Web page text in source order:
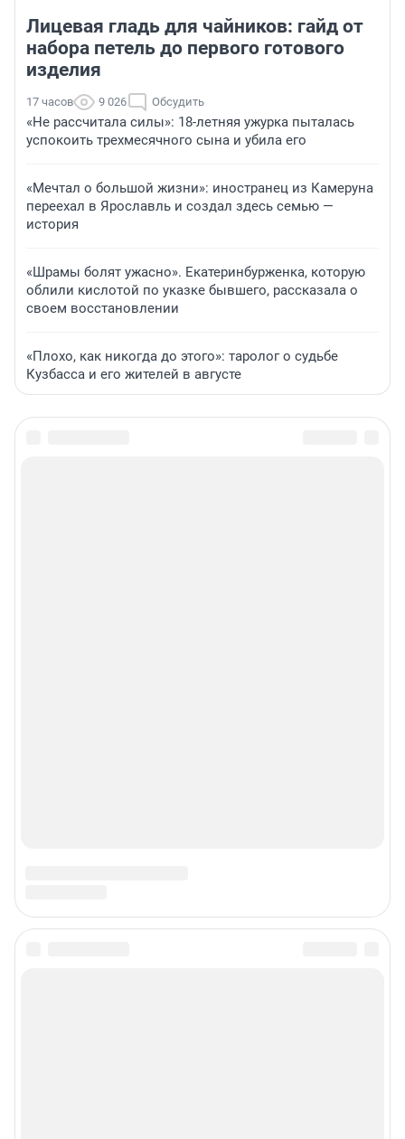
Лицевая гладь для чайников: гайд от
набора петель до первого готового
изделия
17 часов 9 026 Обсудить
«Не рассчитала силы»: 18-летняя ужурка пыталась
успокоить трехмесячного сына и убила его
«Мечтал о большой жизни»: иностранец из Камеруна
переехал в Ярославль и создал здесь семью —
история
«Шрамы болят ужасно». Екатеринбурженка, которую
облили кислотой по указке бывшего, рассказала о
своем восстановлении
«Плохо, как никогда до этого»: таролог о судьбе
Кузбасса и его жителей в августе